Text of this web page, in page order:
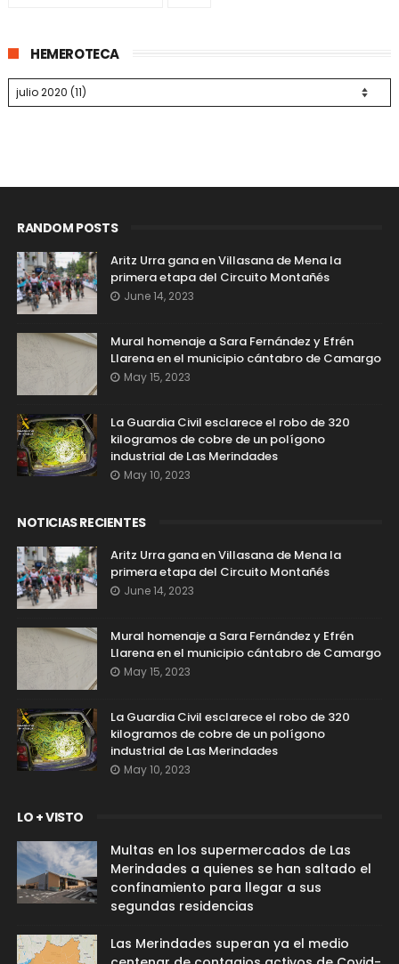
HEMEROTECA
RANDOM POSTS
Aritz Urra gana en Villasana de Mena la
primera etapa del Circuito Montañés
June 14, 2023
Mural homenaje a Sara Fernández y Efrén
Llarena en el municipio cántabro de Camargo
May 15, 2023
La Guardia Civil esclarece el robo de 320
kilogramos de cobre de un polígono
industrial de Las Merindades
May 10, 2023
NOTICIAS RECIENTES
Aritz Urra gana en Villasana de Mena la
primera etapa del Circuito Montañés
June 14, 2023
Mural homenaje a Sara Fernández y Efrén
Llarena en el municipio cántabro de Camargo
May 15, 2023
La Guardia Civil esclarece el robo de 320
kilogramos de cobre de un polígono
industrial de Las Merindades
May 10, 2023
LO + VISTO
Multas en los supermercados de Las
Merindades a quienes se han saltado el
confinamiento para llegar a sus
segundas residencias
Las Merindades superan ya el medio